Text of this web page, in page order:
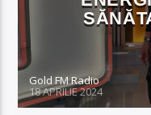
Gold FM Radio
18 APRILIE 2024